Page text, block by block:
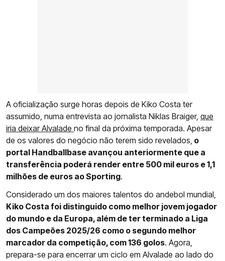
A oficialização surge horas depois de Kiko Costa ter
assumido, numa entrevista ao jornalista Niklas Braiger, que
iria deixar Alvalade no final da próxima temporada. Apesar
de os valores do negócio não terem sido revelados, o
portal Handballbase avançou anteriormente que a
transferência poderá render entre 500 mil euros e 1,1
milhões de euros ao Sporting.
Considerado um dos maiores talentos do andebol mundial,
Kiko Costa foi distinguido como melhor jovem jogador
do mundo e da Europa, além de ter terminado a Liga
dos Campeões 2025/26 como o segundo melhor
marcador da competição, com 136 golos. Agora,
prepara-se para encerrar um ciclo em Alvalade ao lado do